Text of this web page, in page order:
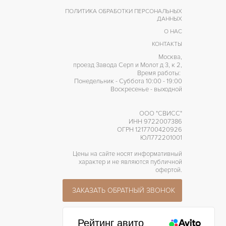
ПОЛИТИКА ОБРАБОТКИ ПЕРСОНАЛЬНЫХ
ДАННЫХ
О НАС
КОНТАКТЫ
Москва,
проезд Завода Серп и Молот д 3, к 2,
Время работы:
Понедельник - Суббота 10:00 - 19:00
Воскресенье - выходной
ООО "СВИСС"
ИНН 9722007386
ОГРН 1217700420926
ЮЛ772201001
Цены на сайте носят информативный
характер и не являются публичной
офертой.
ЗАКАЗАТЬ ОБРАТНЫЙ ЗВОНОК
Рейтинг авито